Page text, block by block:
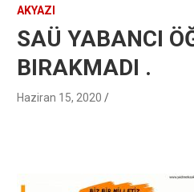
AKYAZI
SAÜ YABANCI
BIRAKMADI .
Haziran 15, 2020